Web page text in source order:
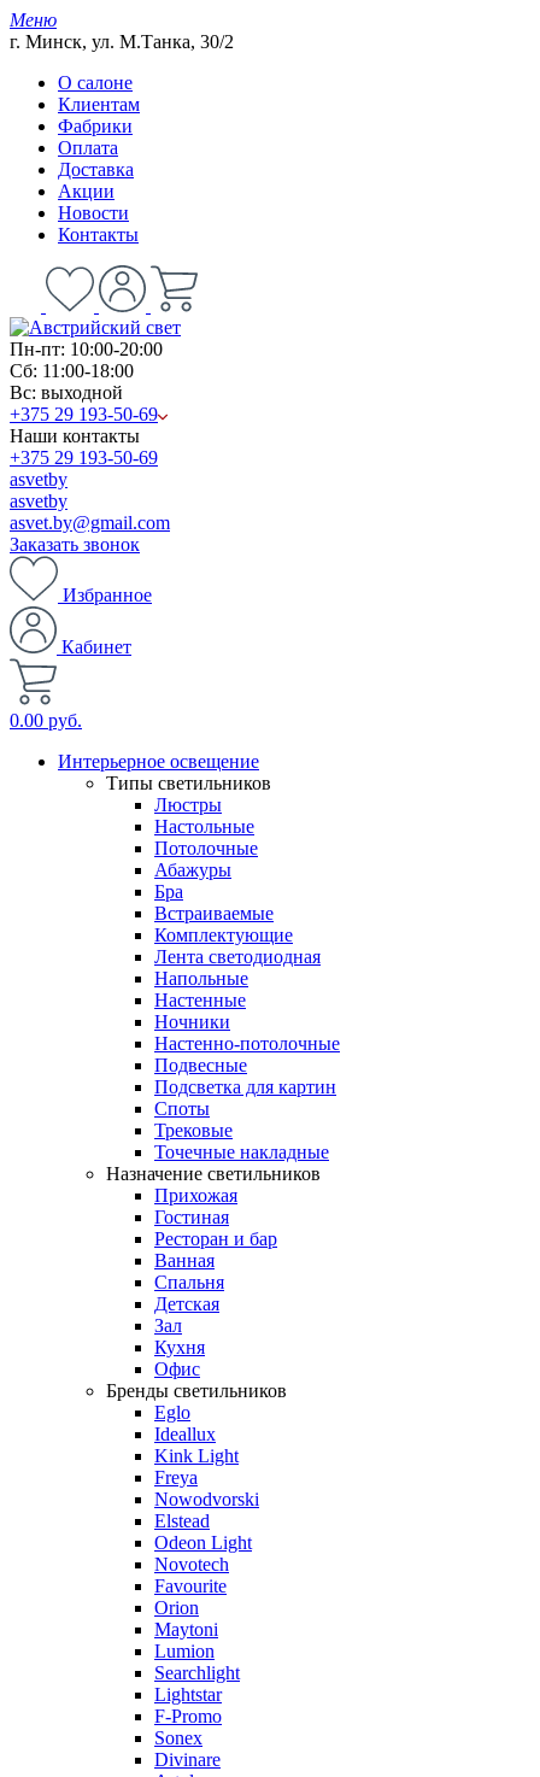
Меню
г. Минск, ул. М.Танка, 30/2
О салоне
Клиентам
Фабрики
Оплата
Доставка
Акции
Новости
Контакты
Пн-пт: 10:00-20:00
Сб: 11:00-18:00
Вс: выходной
+375 29 193-50-69
Наши контакты
+375 29 193-50-69
asvetby
asvetby
asvet.by@gmail.com
Заказать звонок
Избранное
Кабинет
0.00 руб.
Интерьерное освещение
Типы светильников
Люстры
Настольные
Потолочные
Абажуры
Бра
Встраиваемые
Комплектующие
Лента светодиодная
Напольные
Настенные
Ночники
Настенно-потолочные
Подвесные
Подсветка для картин
Споты
Трековые
Точечные накладные
Назначение светильников
Прихожая
Гостиная
Ресторан и бар
Ванная
Спальня
Детская
Зал
Кухня
Офис
Бренды светильников
Eglo
Ideallux
Kink Light
Freya
Nowodvorski
Elstead
Odeon Light
Novotech
Favourite
Orion
Maytoni
Lumion
Searchlight
Lightstar
F-Promo
Sonex
Divinare